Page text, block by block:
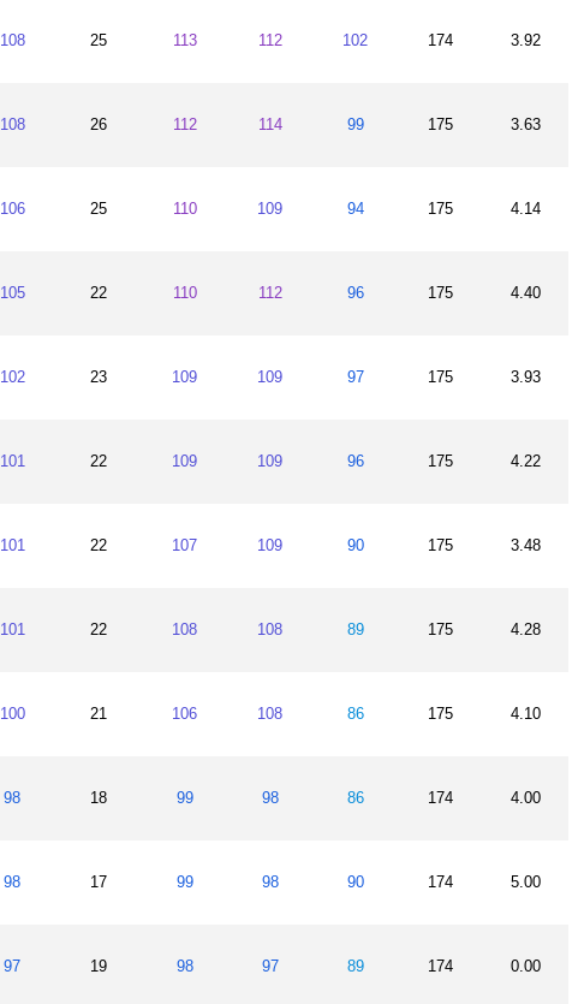
108 25 113 112 102 174 3.92
108 26 112 114 99 175 3.63
106 25 110 109 94 175 4.14
105 22 110 112 96 175 4.40
102 23 109 109 97 175 3.93
101 22 109 109 96 175 4.22
101 22 107 109 90 175 3.48
101 22 108 108 89 175 4.28
100 21 106 108 86 175 4.10
98 18 99 98 86 174 4.00
98 17 99 98 90 174 5.00
97 19 98 97 89 174 0.00